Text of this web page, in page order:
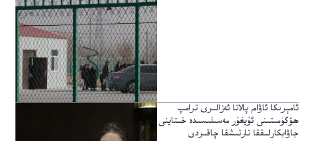
ئامېرىكا ئاۋام پالاتا ئەزالىرى ترامپ
ھۆكۈمىتىنى ئۇيغۇر مەسىلىسىدە خىتاينى
جاۋابكارلىققا تارتىشقا چاقىردى